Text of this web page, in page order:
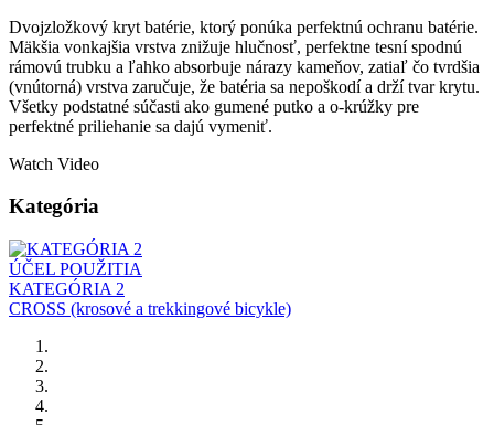
Dvojzložkový kryt batérie, ktorý ponúka perfektnú ochranu batérie.
Mäkšia vonkajšia vrstva znižuje hlučnosť, perfektne tesní spodnú
rámovú trubku a ľahko absorbuje nárazy kameňov, zatiaľ čo tvrdšia
(vnútorná) vrstva zaručuje, že batéria sa nepoškodí a drží tvar krytu.
Všetky podstatné súčasti ako gumené putko a o-krúžky pre
perfektné priliehanie sa dajú vymeniť.
Watch Video
Kategória
ÚČEL POUŽITIA
KATEGÓRIA 2
CROSS (krosové a trekkingové bicykle)